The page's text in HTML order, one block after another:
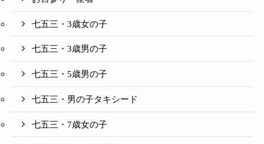
七五三・3歳女の子
七五三・3歳男の子
七五三・5歳男の子
七五三・男の子タキシード
七五三・7歳女の子